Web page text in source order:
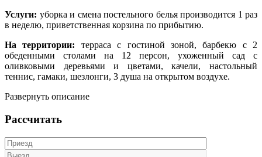
Услуги: уборка и смена постельного белья производится 1 раз
в неделю, приветственная корзина по прибытию.
На территории: терраса с гостиной зоной, барбекю с 2
обеденными столами на 12 персон, ухоженный сад с
оливковыми деревьями и цветами, качели, настольный
теннис, гамаки, шезлонги, 3 душа на открытом воздухе.
Развернуть описание
Рассчитать